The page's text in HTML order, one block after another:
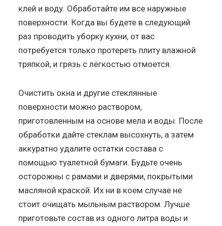
клей и воду. Обработайте им все наружные
поверхности. Когда вы будете в следующий
раз проводить уборку кухни, от вас
потребуется только протереть плиту влажной
тряпкой, и грязь с лёгкостью отмоется.
Очистить окна и другие стеклянные
поверхности можно раствором,
приготовленным на основе мела и воды. После
обработки дайте стеклам высохнуть, а затем
аккуратно удалите остатки состава с
помощью туалетной бумаги. Будьте очень
осторожны с рамами и дверями, покрытыми
масляной краской. Их ни в коем случае не
стоит очищать мыльным раствором. Лучше
приготовьте состав из одного литра воды и